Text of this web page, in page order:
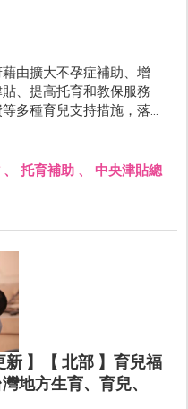
由擴大不孕症補助、增
、提高托育和教保服務
多種育兒支持措施，落
領津貼好複雜！新手爸
媽整理好最新「中央」
看歡樂育兒的同時可以
、 托育補助 、 中央津貼總
新 】【 北部 】育兒福
地方生育、育兒、